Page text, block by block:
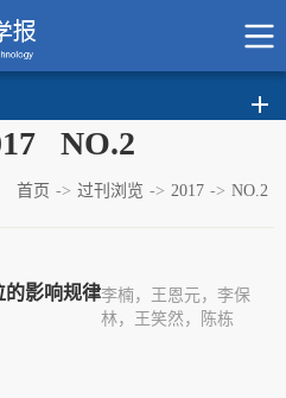
NO.2
首页 -> 过刊浏览 -> 2017 -> NO.2
的影响规律李楠，王恩元，李保
林，王笑然，陈栋